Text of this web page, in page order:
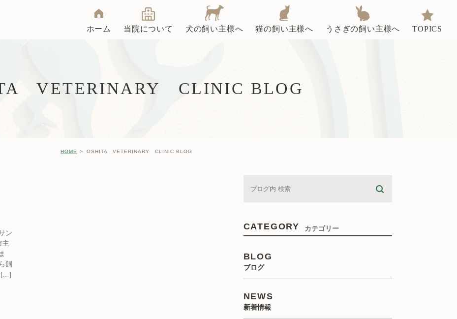
ホーム 当院について 犬の飼い主様へ 猫の飼い主様へ うさぎの飼い主様へ TOPICS
VETERINARY CLINIC BLOG
HOME OSHITA VETERINARY CLINIC BLOG
ン
主
飼
[…]
CATEGORY カテゴリー
BLOG
ブログ
NEWS
新着情報